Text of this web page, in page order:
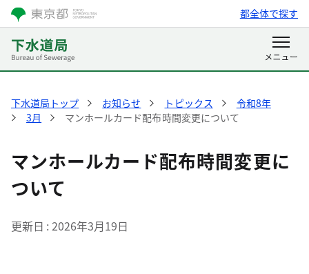
都全体で探す
下水道局トップ お知らせ トピックス
令和8年
3月
マンホールカード配布時間変更について
マンホールカード配布時間変更に
ついて
更新日 2026年3月19日